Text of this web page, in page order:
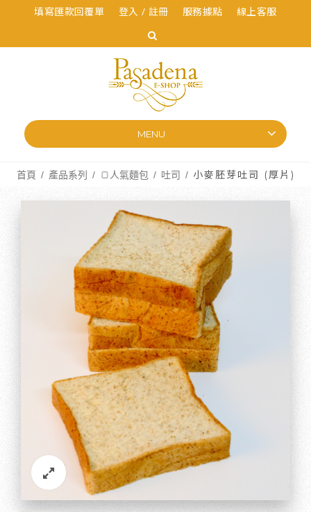
填寫匯款回覆單 登入 / 註冊 服務據點 線上客服
MENU
首頁 產品系列 🍞人氣麵包 吐司 小麥胚芽吐司 (厚片)